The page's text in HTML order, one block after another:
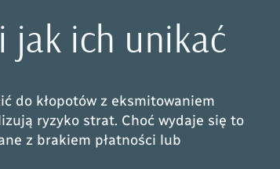
jak ich unikać
do kłopotów z eksmitowaniem
ryzyko strat. Choć wydaje się to
z brakiem płatności lub